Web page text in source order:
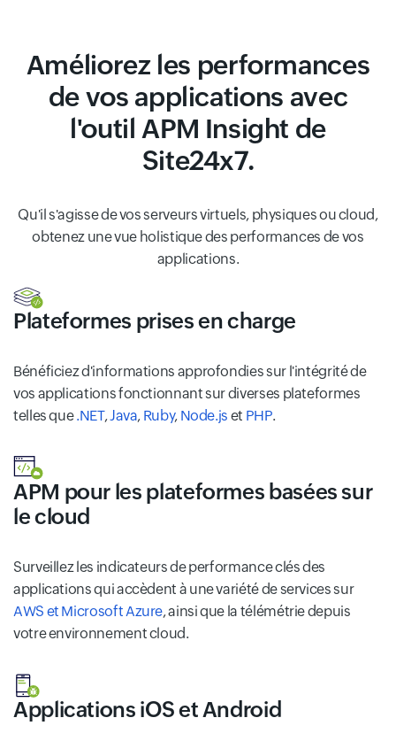
Améliorez les performances
de vos applications avec
l'outil APM Insight de
Site24x7.
Qu'il s'agisse de vos serveurs virtuels, physiques ou cloud,
obtenez une vue holistique des performances de vos
applications.
Plateformes prises en charge
Bénéficiez d'informations approfondies sur l'intégrité de
vos applications fonctionnant sur diverses plateformes
telles que.NET,Java, Ruby, Node.js et PHP.
APM pour les plateformes basées sur
le cloud
Surveillez les indicateurs de performance clés des
applications qui accèdent à une variété de services sur
AWS et Microsoft Azure, ainsi que la télémétrie depuis
votre environnement cloud.
Applications iOS et Android